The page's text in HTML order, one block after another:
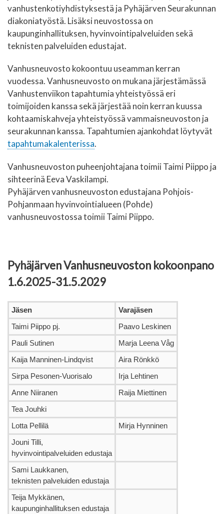
vanhustenkotiyhdistyksestä ja Pyhäjärven Seurakunnan
diakoniatyöstä. Lisäksi neuvostossa on
kaupunginhallituksen, hyvinvointipalveluiden sekä
teknisten palveluiden edustajat.
Vanhusneuvosto kokoontuu useamman kerran
vuodessa. Vanhusneuvosto on mukana järjestämässä
Vanhustenviikon tapahtumia yhteistyössä eri
toimijoiden kanssa sekä järjestää noin kerran kuussa
kohtaamiskahveja yhteistyössä vammaisneuvoston ja
seurakunnan kanssa. Tapahtumien ajankohdat löytyvät
tapahtumakalenterissa.
Vanhusneuvoston puheenjohtajana toimii Taimi Piippo ja
sihteerinä Eeva Vaskilampi.
Pyhäjärven vanhusneuvoston edustajana Pohjois-
Pohjanmaan hyvinvointialueen (Pohde)
vanhusneuvostossa toimii Taimi Piippo.
Pyhäjärven Vanhusneuvoston kokoonpano
1.6.2025-31.5.2029
Jäsen Varajäsen
Taimi Piippo pj. Paavo Leskinen
Pauli Sutinen Marja Leena Våg
Kaija Manninen-Lindqvist Aira Rönkkö
Sirpa Pesonen-Vuorisalo Irja Lehtinen
Anne Niiranen Raija Miettinen
Tea Jouhki
Lotta Pellilä Mirja Hynninen
Jouni Tilli,
hyvinvointipalveluiden edustaja
Sami Laukkanen,
teknisten palveluiden edustaja
Teija Mykkänen,
kaupunginhallituksen edustaja